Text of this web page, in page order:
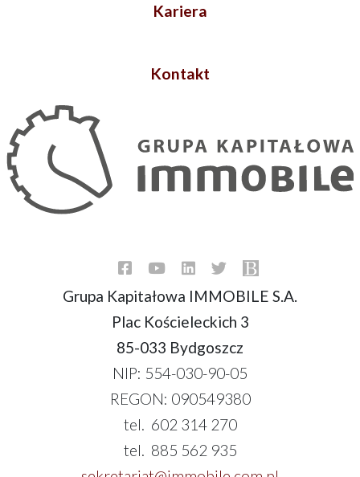
Kariera
Kontakt
Grupa Kapitałowa IMMOBILE S.A.
Plac Kościeleckich 3
85-033 Bydgoszcz
NIP: 554-030-90-05
REGON: 090549380
tel. 602 314 270
tel. 885 562 935